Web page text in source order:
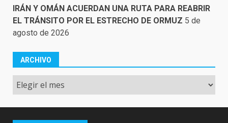
IRÁN Y OMÁN ACUERDAN UNA RUTA PARA REABRIR
EL TRÁNSITO POR EL ESTRECHO DE ORMUZ 5 de
agosto de 2026
ARCHIVO
Archivo